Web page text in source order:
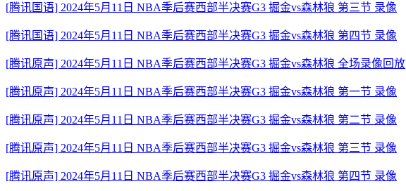
[腾讯国语] 2024年5月11日 NBA季后赛西部半决赛G3 掘金vs森林狼 第三节 录像
[腾讯国语] 2024年5月11日 NBA季后赛西部半决赛G3 掘金vs森林狼 第四节 录像
[腾讯原声] 2024年5月11日 NBA季后赛西部半决赛G3 掘金vs森林狼 全场录像回放
[腾讯原声] 2024年5月11日 NBA季后赛西部半决赛G3 掘金vs森林狼 第一节 录像
[腾讯原声] 2024年5月11日 NBA季后赛西部半决赛G3 掘金vs森林狼 第二节 录像
[腾讯原声] 2024年5月11日 NBA季后赛西部半决赛G3 掘金vs森林狼 第三节 录像
[腾讯原声] 2024年5月11日 NBA季后赛西部半决赛G3 掘金vs森林狼 第四节 录像